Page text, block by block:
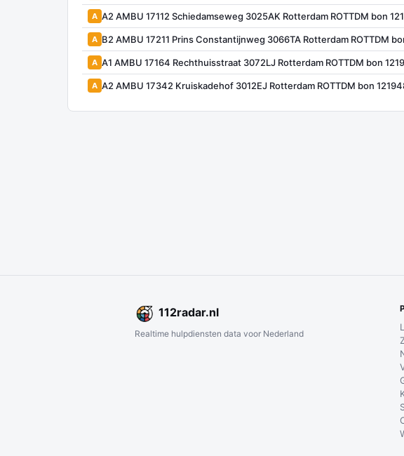
A A2 AMBU 17112 Schiedamseweg 3025AK Rotterdam ROTTDM bon
A B2 AMBU 17211 Prins Constantijnweg 3066TA Rotterdam ROTTDM
A A1 AMBU 17164 Rechthuisstraat 3072LJ Rotterdam ROTTDM bon
A A2 AMBU 17342 Kruiskadehof 3012EJ Rotterdam ROTTDM bon
112radar.nl
Realtime hulpdiensten data voor Nederland